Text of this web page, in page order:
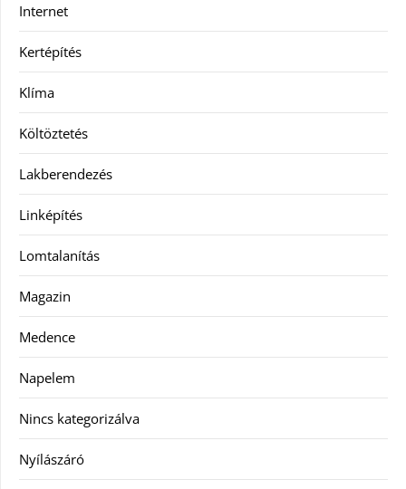
Internet
Kertépítés
Klíma
Költöztetés
Lakberendezés
Linképítés
Lomtalanítás
Magazin
Medence
Napelem
Nincs kategorizálva
Nyílászáró